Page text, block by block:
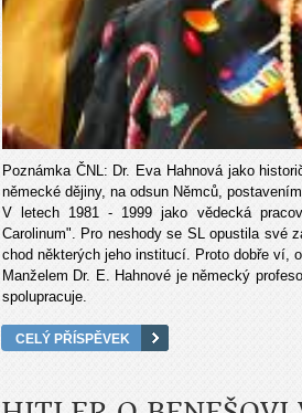
Poznámka ČNL: Dr. Eva Hahnová jako
německé dějiny, na odsun Němců,
V letech 1981 - 1999 jako vědecká
Carolinum". Pro neshody se SL opustila své
chod některých jeho institucí. Proto dobře ví,
Manželem Dr. E. Hahnové je německý
spolupracuje.
CELÝ PŘÍSPĚVEK